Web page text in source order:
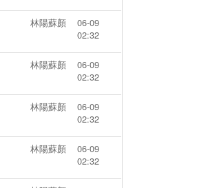
林陽蘇顏
06-09
02:32
林陽蘇顏
06-09
02:32
林陽蘇顏
06-09
02:32
林陽蘇顏
06-09
02:32